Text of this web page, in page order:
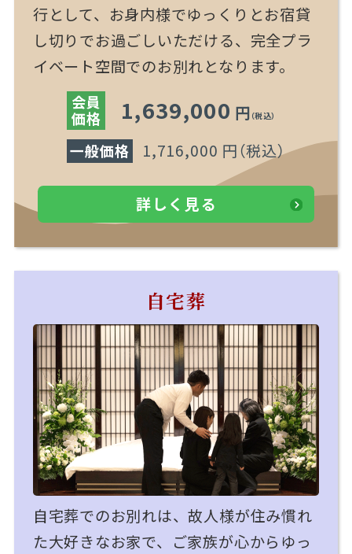
行として、お身内様でゆっくりとお宿貸
し切りでお過ごしいただける、完全プラ
イベート空間でのお別れとなります。
会員
価格
1,639,000 円 （税込）
一般価格 1,716,000 円（税込）
詳しく見る
自宅葬
自宅葬でのお別れは、故人様が住み慣れ
た大好きなお家で、ご家族が心からゆっ